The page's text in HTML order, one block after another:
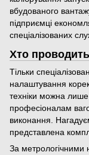
вбудованого
підприємці
спеціалізованих
Хто
Тільки
налаштування
техніки можна
професіоналам
виконання.
представлена
За метрологічними